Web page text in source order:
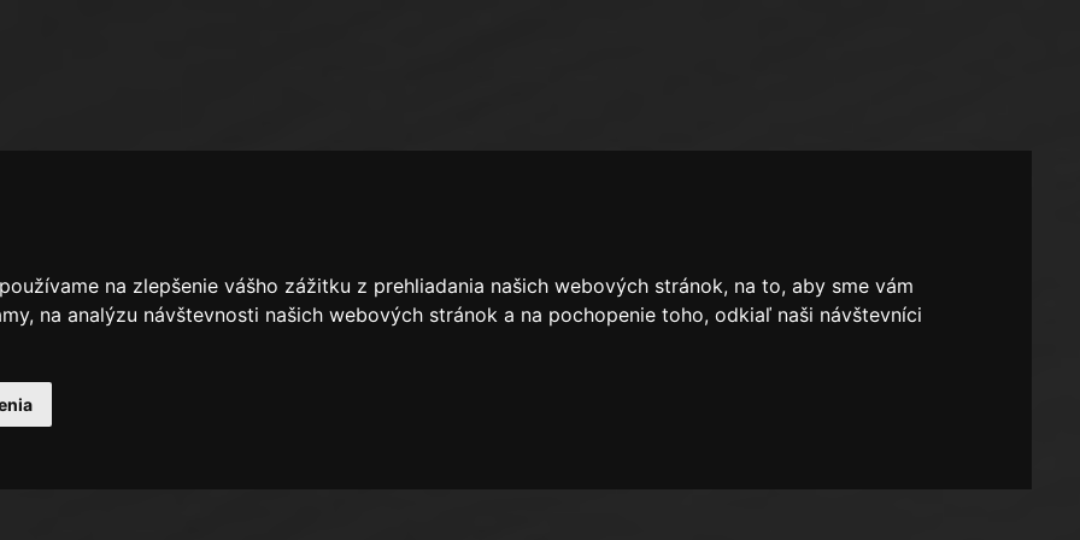
na zlepšenie vášho zážitku z prehliadania našich webových stránok, na to, aby sme vám
na analýzu návštevnosti našich webových stránok a na pochopenie toho, odkiaľ naši návštevníci